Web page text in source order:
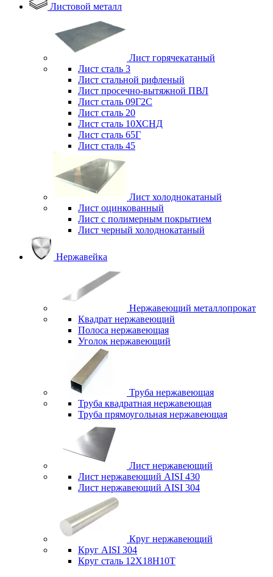
Листовой металл
Лист горячекатаный
Лист сталь 3
Лист стальной рифленый
Лист просечно-вытяжной ПВЛ
Лист сталь 09Г2С
Лист сталь 20
Лист сталь 10ХСНД
Лист сталь 65Г
Лист сталь 45
Лист холоднокатаный
Лист оцинкованный
Лист с полимерным покрытием
Лист черный холоднокатаный
Нержавейка
Нержавеющий металлопрокат
Квадрат нержавеющий
Полоса нержавеющая
Уголок нержавеющий
Труба нержавеющая
Труба квадратная нержавеющая
Труба прямоугольная нержавеющая
Лист нержавеющий
Лист нержавеющий AISI 430
Лист нержавеющий AISI 304
Круг нержавеющий
Круг AISI 304
Круг сталь 12Х18Н10Т